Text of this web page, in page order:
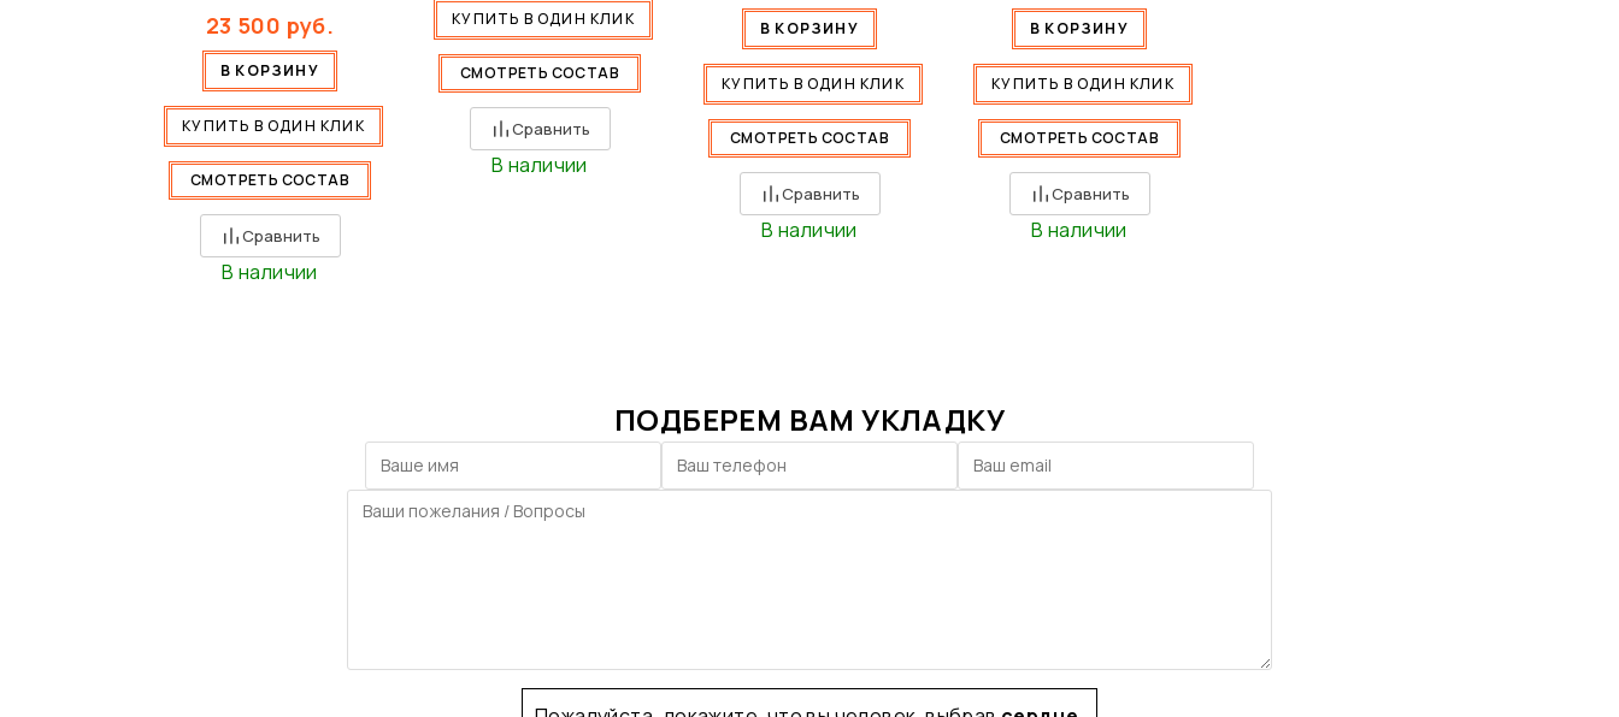
23 500 руб.
В КОРЗИНУ
КУПИТЬ В ОДИН КЛИК
СМОТРЕТЬ СОСТАВ
Сравнить
В наличии
КУПИТЬ В ОДИН КЛИК
СМОТРЕТЬ СОСТАВ
Сравнить
В наличии
В КОРЗИНУ
КУПИТЬ В ОДИН КЛИК
СМОТРЕТЬ СОСТАВ
Сравнить
В наличии
В КОРЗИНУ
КУПИТЬ В ОДИН КЛИК
СМОТРЕТЬ СОСТАВ
Сравнить
В наличии
ПОДБЕРЕМ ВАМ УКЛАДКУ